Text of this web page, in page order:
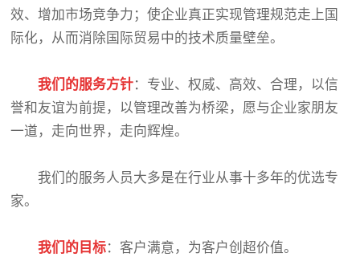
效、增加市场竞争力；使企业真正实现管理规范走上国
际化，从而消除国际贸易中的技术质量壁垒。
我们的服务方针：专业、权威、高效、合理，以信
誉和友谊为前提，以管理改善为桥梁，愿与企业家朋友
一道，走向世界，走向辉煌。
我们的服务人员大多是在行业从事十多年的优选专
家。
我们的目标：客户满意，为客户创超价值。